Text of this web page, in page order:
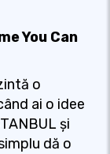
You Can
o
ai o idee
și
dă o